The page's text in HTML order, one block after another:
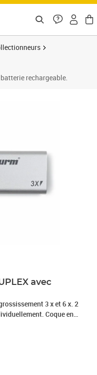
rechargeable.
avec
3 x et 6 x. 2
Coque en
en même temps légère.